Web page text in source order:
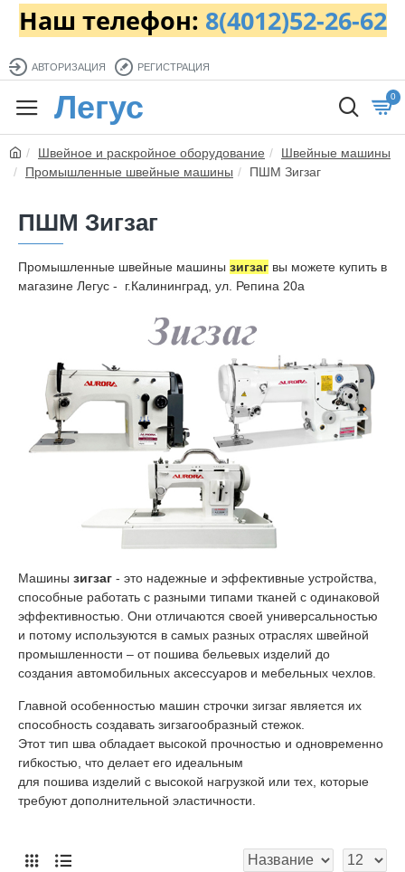
Наш телефон: 8(4012)52-26-62
АВТОРИЗАЦИЯ РЕГИСТРАЦИЯ
Легус 0
Швейное и раскройное оборудование
Швейные машины
Промышленные швейные машины
ПШМ Зигзаг
ПШМ Зигзаг
Промышленные швейные машины зигзаг вы можете купить в
магазине Легус - г.Калининград, ул. Репина 20а
Машины зигзаг - это надежные и эффективные устройства,
способные работать с разными типами тканей с одинаковой
эффективностью. Они отличаются своей универсальностью
и потому используются в самых разных отраслях швейной
промышленности – от пошива бельевых изделий до
создания автомобильных аксессуаров и мебельных чехлов.
Главной особенностью машин строчки зигзаг является их
способность создавать зигзагообразный стежок.
Этот тип шва обладает высокой прочностью и одновременно
гибкостью, что делает его идеальным
для пошива изделий с высокой нагрузкой или тех, которые
требуют дополнительной эластичности.